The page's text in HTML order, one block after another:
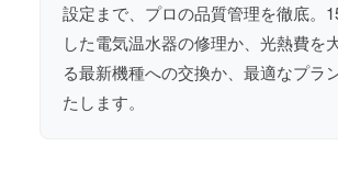
設定まで、プロの品質管理を徹底。
した電気温水器の修理か、光熱費を
る最新機種への交換か、最適なプラ
たします。